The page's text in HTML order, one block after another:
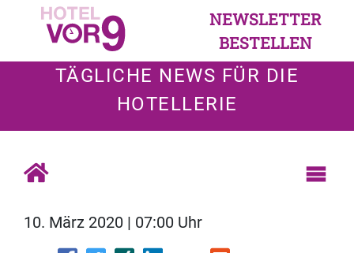
NEWSLETTER
BESTELLEN
TÄGLICHE NEWS FÜR DIE
HOTELLERIE
10. März 2020 | 07:00 Uhr